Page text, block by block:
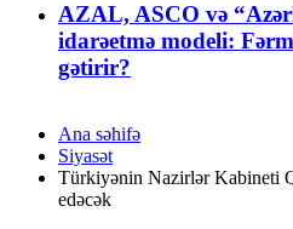
AZAL, ASCO və
idarəetmə modeli:
gətirir?
Ana səhifə
Siyasət
Türkiyənin Nazirlər Kabineti
edəcək